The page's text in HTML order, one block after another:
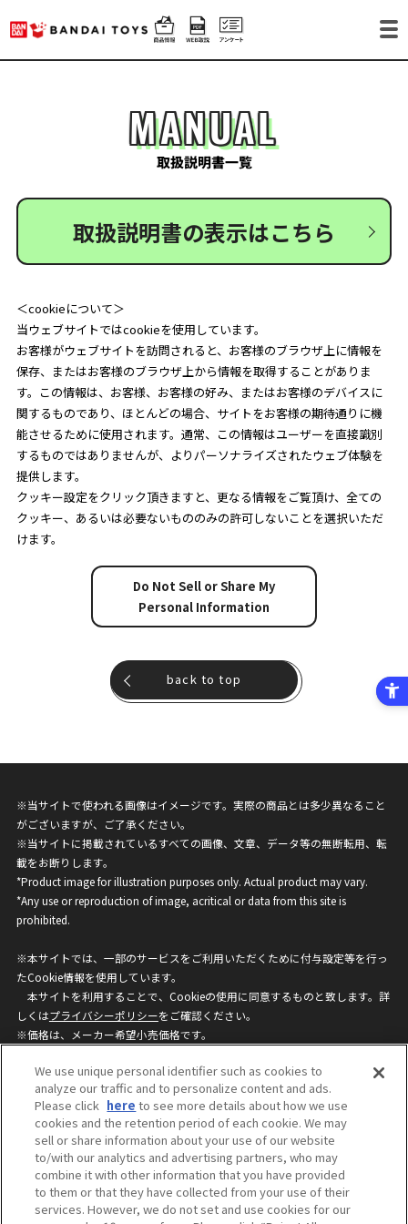
MANUAL
取扱説明書一覧
取扱説明書の表示はこちら
＜cookieについて＞
当ウェブサイトではcookieを使用しています。
お客様がウェブサイトを訪問されると、お客様のブラウザ上に情報を
保存、またはお客様のブラウザ上から情報を取得することがありま
す。この情報は、お客様、お客様の好み、またはお客様のデバイスに
関するものであり、ほとんどの場合、サイトをお客様の期待通りに機
能させるために使用されます。通常、この情報はユーザーを直接識別
するものではありませんが、よりパーソナライズされたウェブ体験を
提供します。
クッキー設定をクリック頂きますと、更なる情報をご覧頂け、全ての
クッキー、あるいは必要ないもののみの許可しないことを選択いただ
けます。
Do Not Sell or Share My
Personal Information
back to top
※当サイトで使われる画像はイメージです。実際の商品とは多少異なること
がございますが、ご了承ください。
※当サイトに掲載されているすべての画像、文章、データ等の無断転用、転
載をお断りします。
*Product image for illustration purposes only. Actual product may vary.
*Any use or reproduction of image, acritical or data from this site is
prohibited.
※本サイトでは、一部のサービスをご利用いただくために付与設定等を行っ
たCookie情報を使用しています。
本サイトを利用することで、Cookieの使用に同意するものと致します。詳
しくはプライバシーポリシーをご確認ください。
※価格は、メーカー希望小売価格です。
ざいますのでご了承ください。
privacypolicy
Do Not Sell or Share My
Personal Information
ウェブサイトご利用条件
ソーシャルメディアポリシー
個人情報保護方針
お問い合わせ
We use unique personal identifier such as cookies to
analyze our traffic and to personalize content and ads.
Please click here to see more details about how we use
cookies and the retention period of each cookie. We may
sell or share information about your use of our website
to/with our analytics and advertising partners, who may
combine it with other information that you have provided
to them or that they have collected from your use of their
services. However, we do not set and use cookies for our